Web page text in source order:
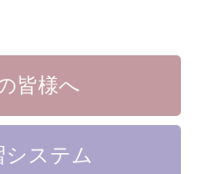
皆様へ
システム